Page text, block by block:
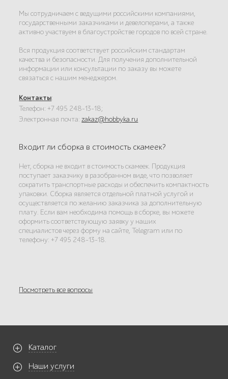
Мы сотрудничаем с ведущими российскими компаниями,
государственными заказчиками и девелоперами, а также
активно участвуем в благоустройстве городов по всей стране.
Вся продукция соответствует российским стандартам
качества и безопасности. Для получения дополнительной
информации или консультации по заказу вы можете
связаться с нашим менеджером.
Контакты:
Телефон: +7 495 248-13-18;
Электронная почта:zakaz@hobbyka.ru
Входит ли сборка в стоимость скамеек?
Нет, сборка не входит в стоимость скамеек. Продукция
поступает заказчику в разобранном виде, что позволяет
сократить транспортные расходы и обеспечить компактность
упаковки. Сборка является отдельной платной услугой и
осуществляется по желанию заказчика за дополнительную
плату. Если вам необходима помощь в сборке, вы можете
оформить соответствующую заявку у наших
специалистов через форму на сайте, Telegram или по
телефону: +7 495 248-13-18.
Посмотреть все вопросы
Каталог
Наши услуги